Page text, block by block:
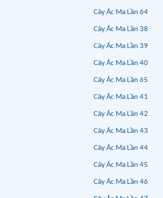
Cây Ác Ma Lần 64
Cây Ác Ma Lần 38
Cây Ác Ma Lần 39
Cây Ác Ma Lần 40
Cây Ác Ma Lần 65
Cây Ác Ma Lần 41
Cây Ác Ma Lần 42
Cây Ác Ma Lần 43
Cây Ác Ma Lần 44
Cây Ác Ma Lần 45
Cây Ác Ma Lần 46